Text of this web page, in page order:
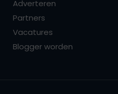
Adverteren
Partners
Vacatures
Blogger worden